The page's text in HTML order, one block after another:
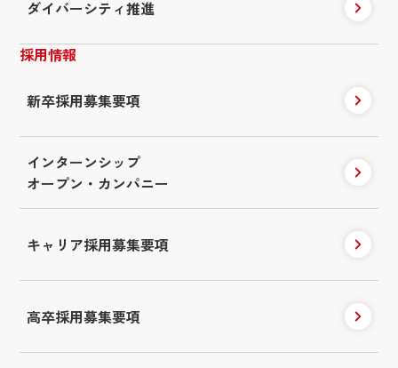
ダイバーシティ推進
採用情報
新卒採用募集要項
インターンシップ
オープン・カンパニー
キャリア採用募集要項
高卒採用募集要項